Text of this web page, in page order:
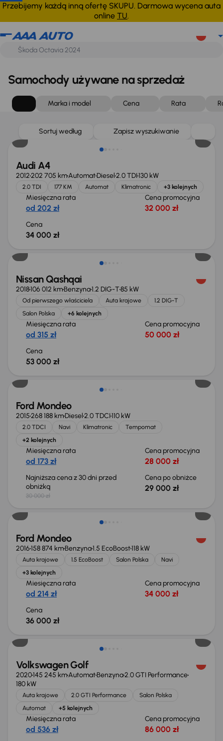
Przebijemy każdą inną ofertę SKUPU. Darmowa wycena auta
online TU.
Samochody używane na sprzedaż
Marka i model Cena Rata
Sortuj według Zapisz wyszukiwanie
Audi A4
2012202 705 kmAutomatDiesel2.0 TDI130 kW
2.0 TDI 177 KM Automat Klimatronic +3 kolejnych
Miesięczna rata
od 202 zł
Cena promocyjna
32 000 zł
Cena
34 000 zł
Nissan Qashqai
2018106 012 kmBenzyna1.2 DIG-T85 kW
Od pierwszego właściciela Auta krajowe
1.2 DIG-T
Salon Polska
+6 kolejnych
Miesięczna rata
od 315 zł
Cena promocyjna
50 000 zł
Cena
53 000 zł
Taniej o 1 000 zł
Ford Mondeo
2015268 188 kmDiesel2.0 TDCI110 kW
2.0 TDCI Navi Klimatronic
Tempomat
+2 kolejnych
Miesięczna rata
od 173 zł
Cena promocyjna
28 000 zł
Najniższa cena z 30 dni przed
obniżką
30 000 zł
Cena po obniżce
29 000 zł
Ford Mondeo
2016158 874 kmBenzyna1.5 EcoBoost118 kW
Auta krajowe 1.5 EcoBoost Salon Polska
Navi
+3 kolejnych
Miesięczna rata
od 214 zł
Cena promocyjna
34 000 zł
Cena
36 000 zł
Taniej o 2 000 zł
Volkswagen Golf
2020145 245 kmAutomatBenzyna2.0 GTI Performance
180 kW
Auta krajowe 2.0 GTI Performance
Salon Polska
Automat
+5 kolejnych
Miesięczna rata
od 536 zł
Cena promocyjna
86 000 zł